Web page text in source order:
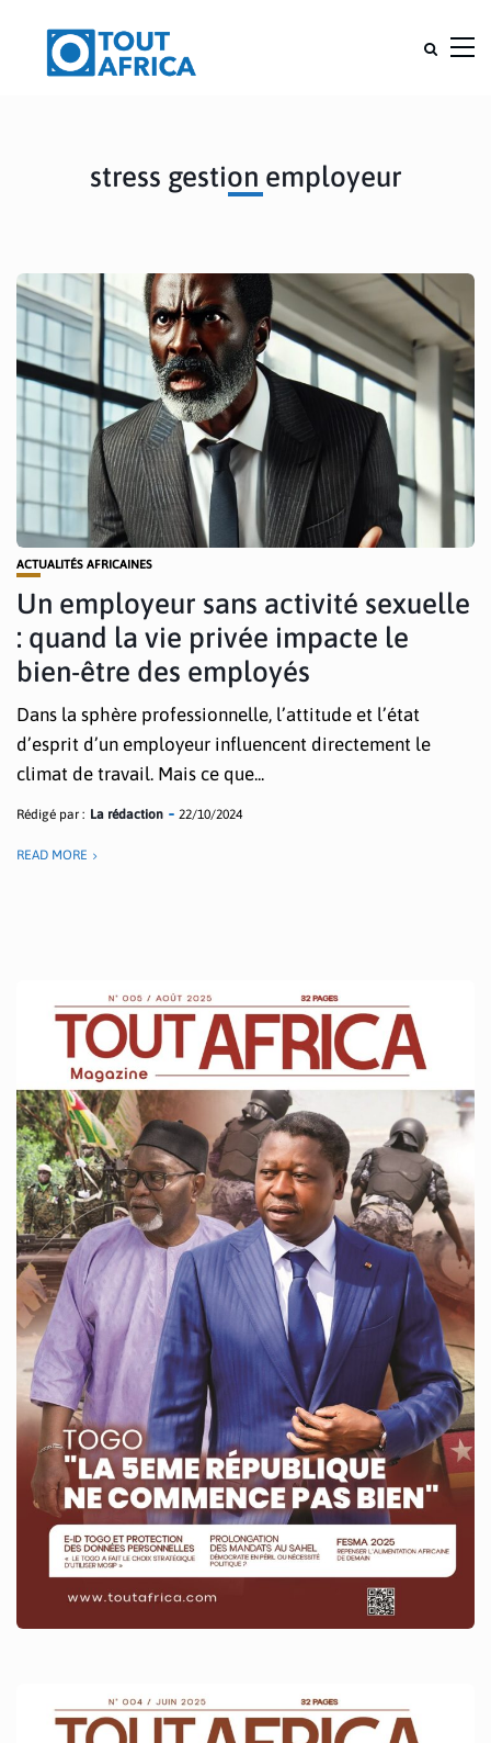
stress gestion employeur
ACTUALITÉS AFRICAINES
Un employeur sans activité sexuelle
: quand la vie privée impacte le
bien-être des employés
Dans la sphère professionnelle, l’attitude et l’état
d’esprit d’un employeur influencent directement le
climat de travail. Mais ce que...
Rédigé par : La rédaction 22/10/2024
READ MORE